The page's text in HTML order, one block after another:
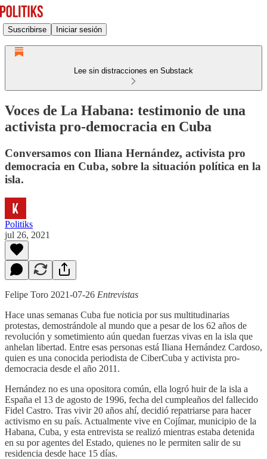
Suscribirse Iniciar sesión
Lee sin distracciones en Substack
Voces de La Habana: testimonio de una
activista pro-democracia en Cuba
Conversamos con Iliana Hernández, activista pro
democracia en Cuba, sobre la situación política en la
isla.
Politiks
jul 26, 2021
Felipe Toro 2021-07-26 Entrevistas
Hace unas semanas Cuba fue noticia por sus multitudinarias
protestas, demostrándole al mundo que a pesar de los 62 años de
revolución y sometimiento aún quedan fuerzas vivas en la isla que
anhelan libertad. Entre esas personas está Iliana Hernández Cardoso,
quien es una conocida periodista de CiberCuba y activista pro-
democracia desde el año 2011.
Hernández no es una opositora común, ella logró huir de la isla a
España el 13 de agosto de 1996, fecha del cumpleaños del fallecido
Fidel Castro. Tras vivir 20 años ahí, decidió repatriarse para hacer
activismo en su país. Actualmente vive en Cojímar, municipio de la
Habana, Cuba, y esta entrevista se realizó mientras estaba detenida
en su por agentes del Estado, quienes no le permiten salir de su
residencia desde hace 15 días.